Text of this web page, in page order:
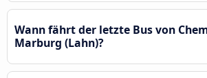
Wann fährt der letzte Bus von
Marburg (Lahn)?